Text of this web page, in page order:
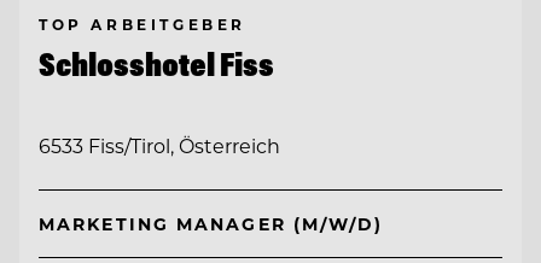
TOP ARBEITGEBER
Schlosshotel Fiss
6533 Fiss/Tirol, Österreich
MARKETING MANAGER (M/W/D)